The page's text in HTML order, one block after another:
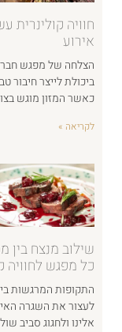
חוויה
אירוע
הצלחה של מפגש
ביכולת לייצר חיבור
כאשר המזון מוגש
לקריאה »
שילוב מנצח בין
כל מפגש לחוויה
התקופות המרגשות
לעצור את השגרה
אלינו ולחגוג סביב